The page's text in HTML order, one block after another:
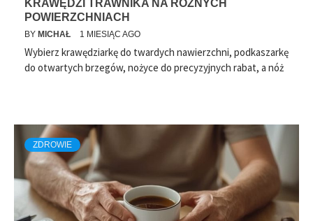
KRAWĘDZI TRAWNIKA NA RÓŻNYCH
POWIERZCHNIACH
BY MICHAŁ 1 MIESIĄC AGO
Wybierz krawędziarkę do twardych nawierzchni, podkaszarkę
do otwartych brzegów, nożyce do precyzyjnych rabat, a nóż
ZDROWIE